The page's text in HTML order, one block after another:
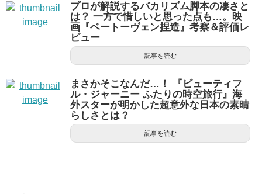
プロが解説するバカリズム脚本の凄さと
は？ 一方で惜しいと思った点も…。映
画『ベートーヴェン捏造』考察＆評価レ
ビュー
記事を読む
まさかそこなんだ…！ 『ビューティフ
ル・ジャーニー ふたりの時空旅行』海
外スターが明かした超意外な日本の素晴
らしさとは？
記事を読む